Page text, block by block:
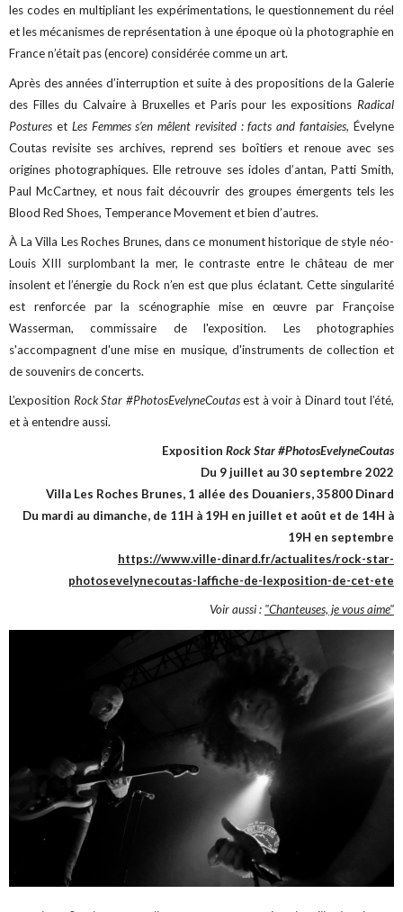
les codes en multipliant les expérimentations, le questionnement du réel
et les mécanismes de représentation à une époque où la photographie en
France n’était pas (encore) considérée comme un art.
Après des années d’interruption et suite à des propositions de la Galerie
des Filles du Calvaire à Bruxelles et Paris pour les expositions Radical
Postures et Les Femmes s’en mêlent revisited : facts and fantaisies, Évelyne
Coutas revisite ses archives, reprend ses boîtiers et renoue avec ses
origines photographiques. Elle retrouve ses idoles d’antan, Patti Smith,
Paul McCartney, et nous fait découvrir des groupes émergents tels les
Blood Red Shoes, Temperance Movement et bien d’autres.
À La Villa Les Roches Brunes, dans ce monument historique de style néo-
Louis XIII surplombant la mer, le contraste entre le château de mer
insolent et l’énergie du Rock n’en est que plus éclatant. Cette singularité
est renforcée par la scénographie mise en œuvre par Françoise
Wasserman, commissaire de l'exposition. Les photographies
s'accompagnent d'une mise en musique, d'instruments de collection et
de souvenirs de concerts.
L’exposition Rock Star #PhotosEvelyneCoutasest à voir à Dinard tout l’été,
et à entendre aussi.
Exposition Rock Star #PhotosEvelyneCoutas
Du 9 juillet au 30 septembre 2022
Villa Les Roches Brunes, 1 allée des Douaniers, 35800 Dinard
Du mardi au dimanche, de 11H à 19H en juillet et août et de 14H à
19H en septembre
https://www.ville-dinard.fr/actualites/rock-star-
photosevelynecoutas-laffiche-de-lexposition-de-cet-ete
Voir aussi : "Chanteuses, je vous aime"